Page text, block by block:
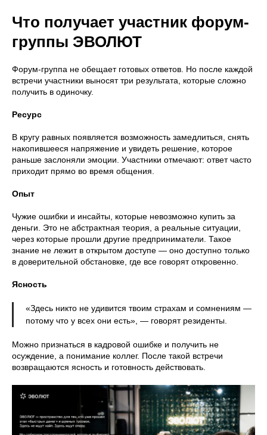
Что получает участник форум-
группы ЭВОЛЮТ
Форум-группа не обещает готовых ответов. Но после каждой
встречи участники выносят три результата, которые сложно
получить в одиночку.
Ресурс
В кругу равных появляется возможность замедлиться, снять
накопившееся напряжение и увидеть решение, которое
раньше заслоняли эмоции. Участники отмечают: ответ часто
приходит прямо во время общения.
Опыт
Чужие ошибки и инсайты, которые невозможно купить за
деньги. Это не абстрактная теория, а реальные ситуации,
через которые прошли другие предприниматели. Такое
знание не лежит в открытом доступе — оно доступно только
в доверительной обстановке, где все говорят откровенно.
Ясность
«Здесь никто не удивится твоим страхам и сомнениям —
потому что у всех они есть», — говорят резиденты.
Можно признаться в кадровой ошибке и получить не
осуждение, а понимание коллег. После такой встречи
возвращаются ясность и готовность действовать.